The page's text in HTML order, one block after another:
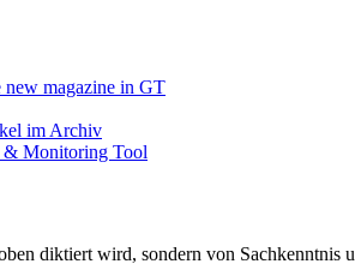
new magazine in GT
im Archiv
diktiert wird, sondern von Sachkenntnis